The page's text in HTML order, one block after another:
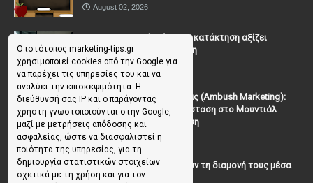
Ο ιστότοπος marketing-tips.gr
χρησιμοποιεί cookies από την Google για
να παρέχει τις υπηρεσίες του και να
αναλύει την επισκεψιμότητα. Η
διεύθυνσή σας IP και ο παράγοντας
χρήστη γνωστοποιούνται στην Google,
μαζί με μετρήσεις απόδοσης και
ασφαλείας, ώστε να διασφαλιστεί η
ποιότητα της υπηρεσίας, για τη
δημιουργία στατιστικών στοιχείων
σχετικά με τη χρήση και για τον
August 02, 2026
Casanova Complex: Όταν η κατάκτηση αξίζει
περισσότερο από τη σχέση
July 31, 2026
To Μάρκετινγκ της Ενέδρας (Ambush Marketing):
Πώς να κλέψεις την παράσταση στο Μουντιάλ
χωρίς (επίσημη) πρόσκληση
July 19, 2026
Γιατί οι επισκέπτες ξεχνούν τη διαμονή τους μέσα
σε 48 ώρες;